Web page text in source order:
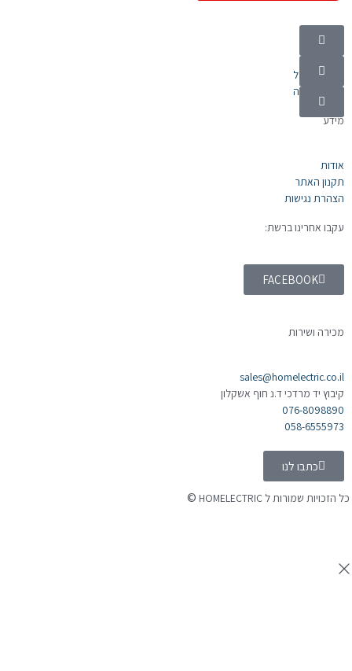
קטגוריות
מוצרי חשמל
אלקטרוניקה
מידע
אודות
תקנון האתר
הצהרת נגישות
עקבו אחרינו ברשת:
FACEBOOK
מכירה ושירות
sales@homelectric.co.il
קיבוץ יד מרדכי ד.נ חוף אשקלון
076-8098890
058-6555973
כתבו לנו
כל הזכויות שמורות ל HOMELECTRIC ©